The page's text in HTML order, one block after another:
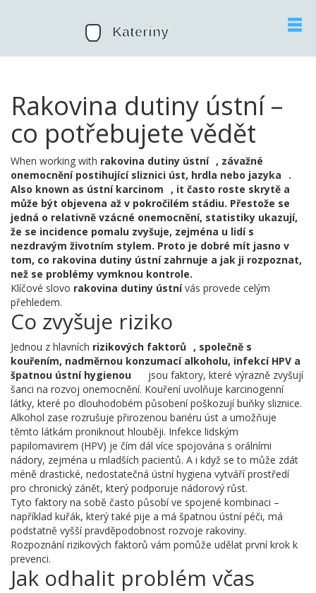
Rakovina dutiny ústní –
co potřebujete vědět
When working with rakovina dutiny ústní , závažné
onemocnění postihující sliznici úst, hrdla nebo jazyka
.
Also known as ústní karcinom
, it často roste skrytě a
může být objevena až v pokročilém stádiu. Přestože se
jedná o relativně vzácné onemocnění, statistiky ukazují,
že se incidence pomalu zvyšuje, zejména u lidí s
nezdravým životním stylem. Proto je dobré mít jasno v
tom, co rakovina dutiny ústní zahrnuje a jak ji rozpoznat,
než se problémy vymknou kontrole.
Klíčové slovo rakovina dutiny ústnívás provede celým
přehledem.
Co zvyšuje riziko
Jednou z hlavních rizikových faktorů , společně s
kouřením, nadměrnou konzumací alkoholu, infekcí HPV a
špatnou ústní hygienou
jsou faktory, které výrazně zvyšují
šanci na rozvoj onemocnění. Kouření uvolňuje karcinogenní
látky, které po dlouhodobém působení poškozují buňky sliznice.
Alkohol zase rozrušuje přirozenou bariéru úst a umožňuje
těmto látkám proniknout hlouběji. Infekce lidským
papilomavirem (HPV) je čím dál více spojována s orálními
nádory, zejména u mladších pacientů. A i když se to může zdát
méně drastické, nedostatečná ústní hygiena vytváří prostředí
pro chronický zánět, který podporuje nádorový růst.
Tyto faktory na sobě často působí ve spojené kombinaci –
například kuřák, který také pije a má špatnou ústní péči, má
podstatně vyšší pravděpodobnost rozvoje rakoviny.
Rozpoznání rizikových faktorů vám pomůže udělat první krok k
prevenci.
Jak odhalit problém včas